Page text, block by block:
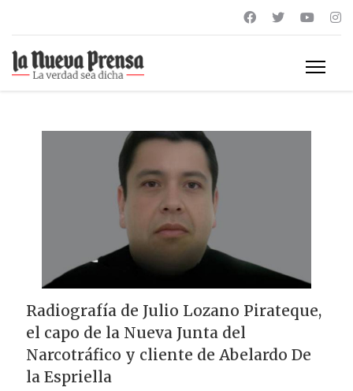
Radiografía de Julio Lozano Pirateque,
el capo de la Nueva Junta del
Narcotráfico y cliente de Abelardo De
la Espriella